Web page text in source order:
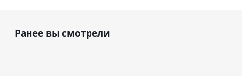
Ранее вы смотрели